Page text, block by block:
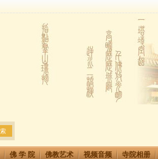
佛 学 院 佛教艺术 视频音频 寺院相册